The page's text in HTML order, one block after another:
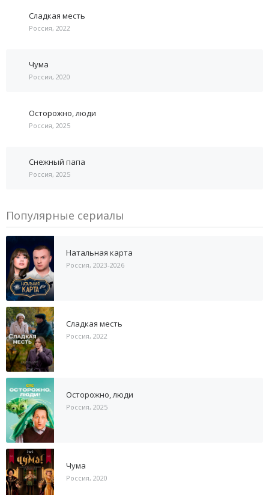
Сладкая месть
Россия, 2022
Чума
Россия, 2020
Осторожно, люди
Россия, 2025
Снежный папа
Россия, 2025
Популярные сериалы
Натальная карта
Россия, 2023-2026
Сладкая месть
Россия, 2022
Осторожно, люди
Россия, 2025
Чума
Россия, 2020